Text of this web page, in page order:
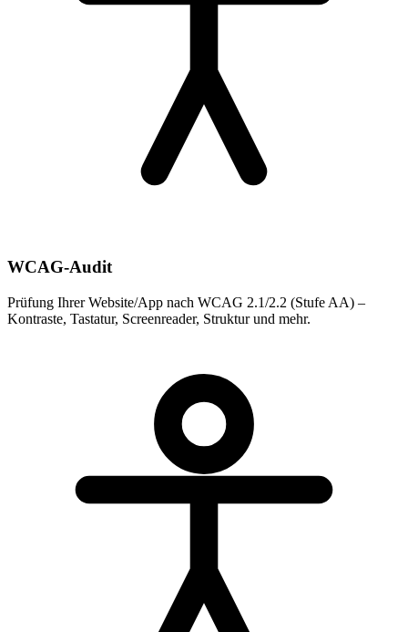
WCAG-Audit
Prüfung Ihrer Website/App nach WCAG 2.1/2.2 (Stufe AA) –
Kontraste, Tastatur, Screenreader, Struktur und mehr.